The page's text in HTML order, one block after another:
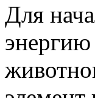
Для
энергию